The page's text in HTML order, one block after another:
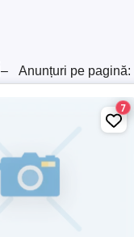
– Anunțuri pe pagină:
7